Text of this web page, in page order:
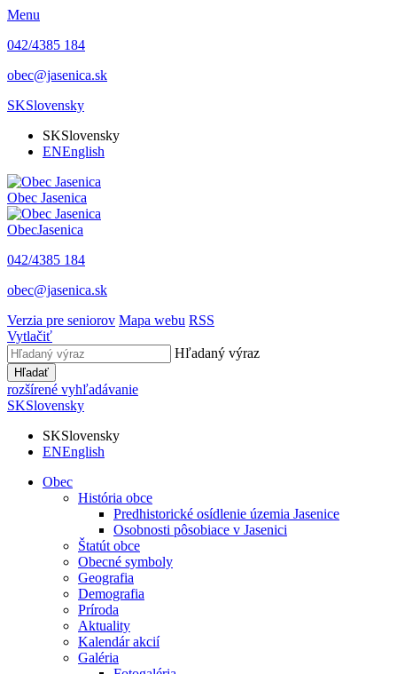
Menu
042/4385 184
obec@jasenica.sk
SKSlovensky
SKSlovensky
ENEnglish
Obec Jasenica
ObecJasenica
042/4385 184
obec@jasenica.sk
Verzia pre seniorov Mapa webu RSS
Vytlačiť
Hľadaný výraz
Hľadať
rozšírené vyhľadávanie
SKSlovensky
SKSlovensky
ENEnglish
Obec
História obce
Predhistorické osídlenie územia Jasenice
Osobnosti pôsobiace v Jasenici
Štatút obce
Obecné symboly
Geografia
Demografia
Príroda
Aktuality
Kalendár akcií
Galéria